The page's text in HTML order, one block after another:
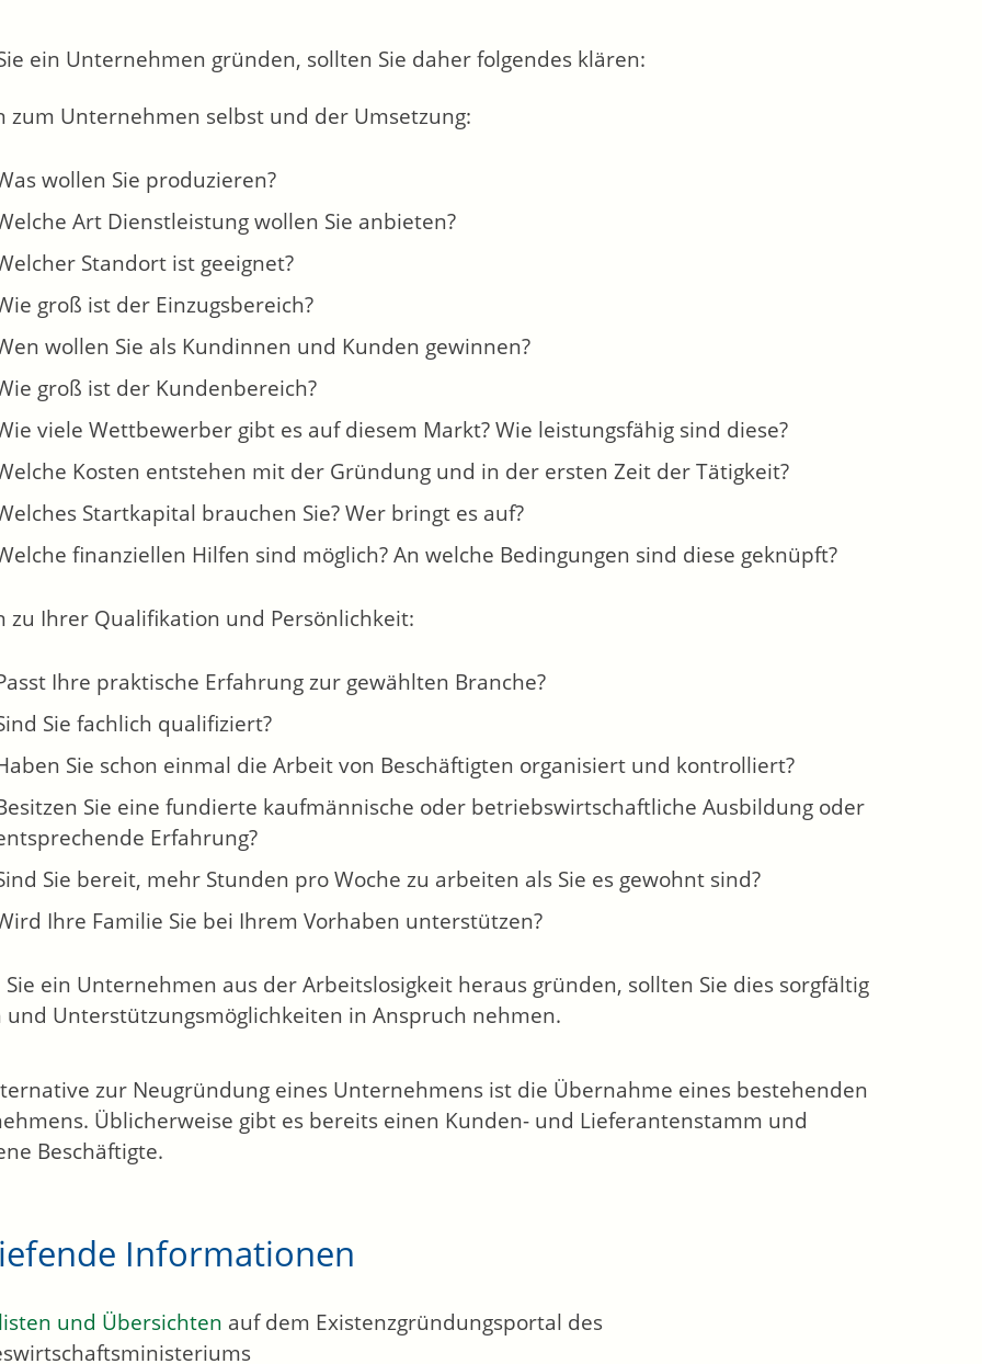
ein Unternehmen gründen, sollten Sie daher folgendes klären:
zum Unternehmen selbst und der Umsetzung:
wollen Sie produzieren?
Art Dienstleistung wollen Sie anbieten?
Standort ist geeignet?
groß ist der Einzugsbereich?
wollen Sie als Kundinnen und Kunden gewinnen?
groß ist der Kundenbereich?
viele Wettbewerber gibt es auf diesem Markt? Wie leistungsfähig sind diese?
Kosten entstehen mit der Gründung und in der ersten Zeit der Tätigkeit?
Startkapital brauchen Sie? Wer bringt es auf?
finanziellen Hilfen sind möglich? An welche Bedingungen sind diese geknüpft?
zu Ihrer Qualifikation und Persönlichkeit:
Ihre praktische Erfahrung zur gewählten Branche?
Sie fachlich qualifiziert?
Sie schon einmal die Arbeit von Beschäftigten organisiert und kontrolliert?
Sie eine fundierte kaufmännische oder betriebswirtschaftliche Ausbildung oder
Erfahrung?
Sie bereit, mehr Stunden pro Woche zu arbeiten als Sie es gewohnt sind?
Ihre Familie Sie bei Ihrem Vorhaben unterstützen?
Sie ein Unternehmen aus der Arbeitslosigkeit heraus gründen, sollten Sie dies sorgfältig
und Unterstützungsmöglichkeiten in Anspruch nehmen.
zur Neugründung eines Unternehmens ist die Übernahme eines bestehenden
Üblicherweise gibt es bereits einen Kunden- und Lieferantenstamm und
Beschäftigte.
Informationen
und Übersichten auf dem Existenzgründungsportal des